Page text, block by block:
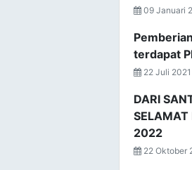
09 Januari
terdapat
22 Juli 2021
DARI
SELAMAT
2022
22 Oktober